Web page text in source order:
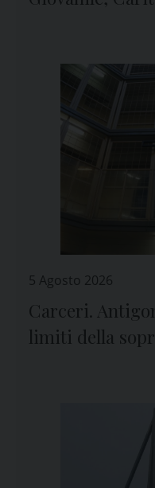
5 Agosto 2026
Carceri.
limiti della